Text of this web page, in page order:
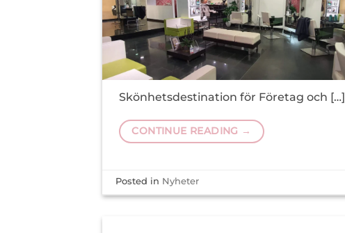
Skönhetsdestination för Företag och […]
CONTINUE READING →
Posted in Nyheter